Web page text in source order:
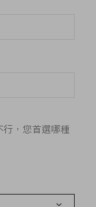
，您首選哪種